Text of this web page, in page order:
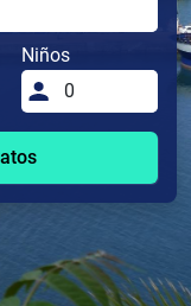
Niños